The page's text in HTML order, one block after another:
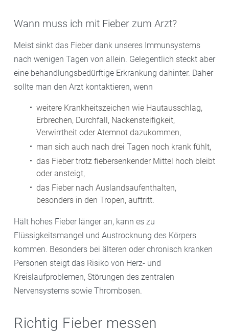
Wann muss ich mit Fieber zum Arzt?
Meist sinkt das Fieber dank unseres Immunsystems
nach wenigen Tagen von allein. Gelegentlich steckt aber
eine behandlungsbedürftige Erkrankung dahinter. Daher
sollte man den Arzt kontaktieren, wenn
weitere Krankheitszeichen wie Hautausschlag,
Erbrechen, Durchfall, Nackensteifigkeit,
Verwirrtheit oder Atemnot dazukommen,
man sich auch nach drei Tagen noch krank fühlt,
das Fieber trotz fiebersenkender Mittel hoch bleibt
oder ansteigt,
das Fieber nach Auslandsaufenthalten,
besonders in den Tropen, auftritt.
Hält hohes Fieber länger an, kann es zu
Flüssigkeitsmangel und Austrocknung des Körpers
kommen. Besonders bei älteren oder chronisch kranken
Personen steigt das Risiko von Herz- und
Kreislaufproblemen, Störungen des zentralen
Nervensystems sowie Thrombosen.
Richtig Fieber messen